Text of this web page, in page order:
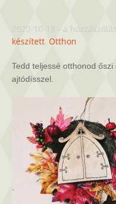
2020-10-18 - Őszi
ajtódísz
a
készített, Otthon
Tedd teljessé otthonod
ajtódísszel.